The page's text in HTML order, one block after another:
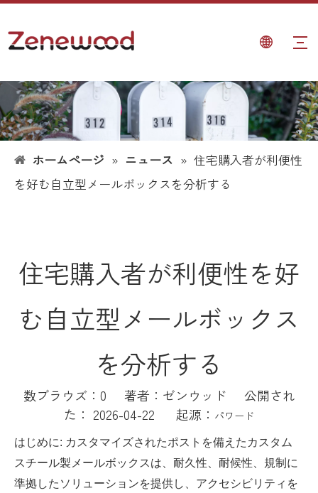
ホームページ » ニュース » 住宅購入者が利便性
を好む自立型メールボックスを分析する
住宅購入者が利便性を好
む自立型メールボックス
を分析する
数ブラウズ： 0 著者：ゼンウッド 公開され
た： 2026-04-22 起源： パワード
はじめに: カスタマイズされたポストを備えたカスタム
スチール製メールボックスは、耐久性、耐候性、規制に
準拠したソリューションを提供し、アクセシビリティを